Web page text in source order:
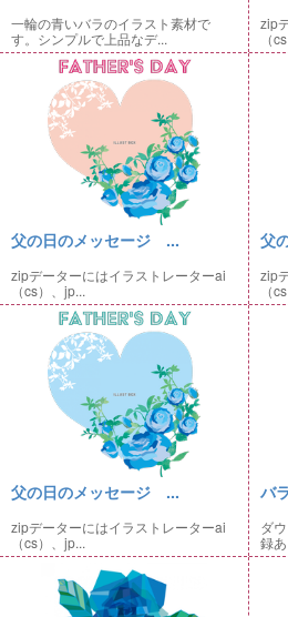
一輪の青いバラのイラスト素材で
す。シンプルで上品なデ...
zip
（
父の日のメッセージ ...
zipデーターにはイラストレーターai
（cs）、jp...
父
zip
（
父の日のメッセージ ...
zipデーターにはイラストレーターai
（cs）、jp...
バ
ダ
録